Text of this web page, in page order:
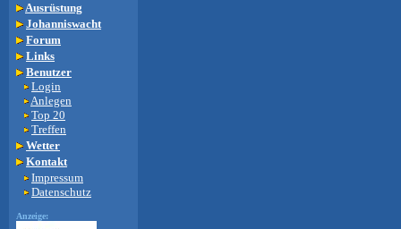
Ausrüstung
Johanniswacht
Forum
Links
Benutzer
Login
Anlegen
Top 20
Treffen
Wetter
Kontakt
Impressum
Datenschutz
Anzeige: